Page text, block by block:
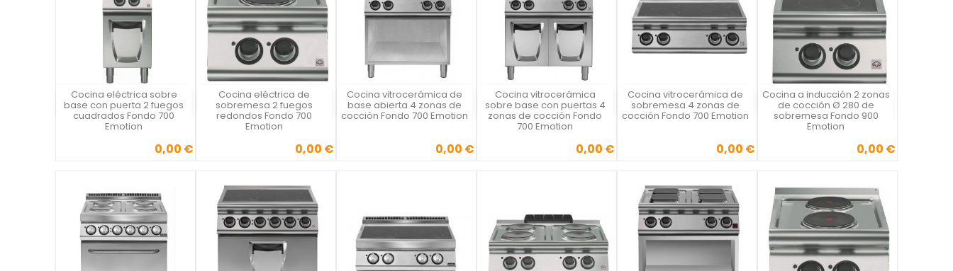
Cocina eléctrica sobre
base con puerta 2 fuegos
cuadrados Fondo 700
Emotion
Precio0,00 €

Vista rápida Cocina eléctrica de
sobremesa 2 fuegos
redondos Fondo 700
Emotion
Precio0,00 €
Vista rápida Cocina vitrocerámica de
base abierta 4 zonas de
cocción Fondo 700 Emotion
Precio0,00 €

Vista rápida Cocina vitrocerámica
sobre base con puertas 4
zonas de cocción Fondo
700 Emotion
Precio0,00 €

Vista rápida Cocina vitrocerámica de
sobremesa 4 zonas de
cocción Fondo 700 Emotion
Precio0,00 €

Vista rápida Cocina a inducción 2 zonas
de cocción Ø 280 de
sobremesa Fondo 900
Emotion
Precio0,00 €

Vista rápida